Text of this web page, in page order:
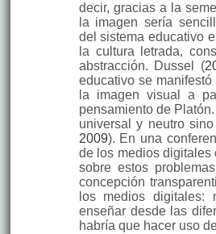
decir, gracias a la
la imagen sería
del sistema educativo
la cultura letrada,
abstracción. Dussel (
educativo se
la imagen visual a
pensamiento de
universal y neutro
2009). En una
de los medios
sobre estos
concepción
los medios
enseñar desde las
habría que hacer uso